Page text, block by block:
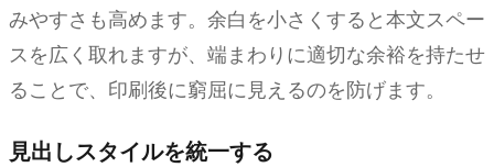
みやすさも高めます。余白を小さくすると本文スペー
スを広く取れますが、端まわりに適切な余裕を持たせ
ることで、印刷後に窮屈に見えるのを防げます。
見出しスタイルを統一する